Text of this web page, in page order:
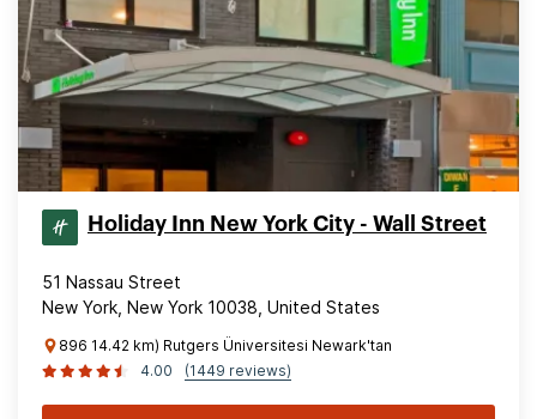
Holiday Inn New York City - Wall Street
51 Nassau Street
New York, New York 10038, United States
896 14.42 km) Rutgers Üniversitesi Newark'tan
4.00
(1449 reviews)